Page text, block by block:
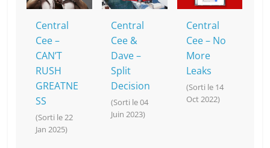
Central
Cee –
CAN’T
RUSH
GREATNE
SS
(Sorti le 22
Jan 2025)
Central
Cee &
Dave –
Split
Decision
(Sorti le 04
Juin 2023)
Central
Cee – No
More
Leaks
(Sorti le 14
Oct 2022)